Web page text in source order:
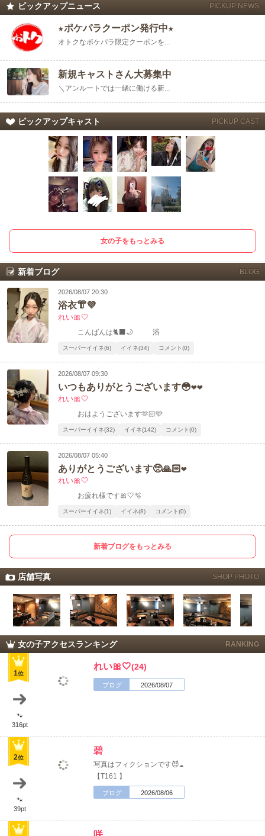
ピックアップニュース PICKUP NEWS
★ポケパラクーポン発行中★
オトクなポケパラ限定クーポンを...
新規キャストさん大募集中
＼アンルートでは一緒に働ける新...
ピックアップキャスト PICKUP CAST
女の子をもっとみる
新着ブログ BLOG
2026/08/07 20:30
浴衣👘💜
れい🎀🤍
こんばんは🐈‍⬛🌙 浴
スーパーイイネ(6) イイネ(34) コメント(0)
2026/08/07 09:30
いつもありがとうございます😳❤️❤️
れい🎀🤍
おはようございます🫶🏻🩵
スーパーイイネ(32) イイネ(142) コメント(0)
2026/08/07 05:40
ありがとうございます🥺🙏🏻❤️
れい🎀🤍
お疲れ様です🎀🤍🫧
スーパーイイネ(1) イイネ(8) コメント(0)
新着ブログをもっとみる
店舗写真 SHOP PHOTO
女の子アクセスランキング RANKING
1位
🐾
316pt
れい🎀🤍(24)
ブログ 2026/08/07
2位
🐾
39pt
碧
写真はフィクションです😈☁️
【T161 】
ブログ 2026/08/06